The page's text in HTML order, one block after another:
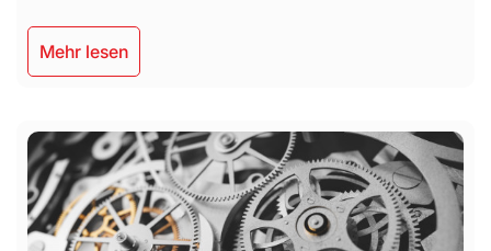
Mehr lesen